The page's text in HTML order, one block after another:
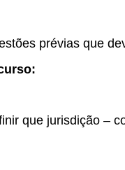
prévias que
que jurisdição –